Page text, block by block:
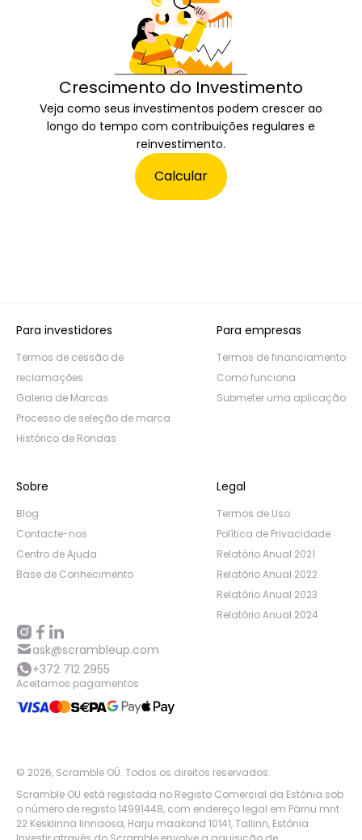
Crescimento do Investimento
Veja como seus investimentos podem crescer ao
longo do tempo com contribuições regulares e
reinvestimento.
Calcular
Para investidores
Termos de cessão de
reclamações
Galeria de Marcas
Processo de seleção de marca
Histórico de Rondas
Para empresas
Termos de financiamento
Como funciona
Submeter uma aplicação
Sobre
Blog
Contacte-nos
Centro de Ajuda
Base de Conhecimento
Legal
Termos de Uso
Política de Privacidade
Relatório Anual 2021
Relatório Anual 2022
Relatório Anual 2023
Relatório Anual 2024
ask@scrambleup.com
+372 712 2955
Aceitamos pagamentos
© 2026, Scramble OÜ. Todos os direitos reservados.
Scramble OU está registada no Registo Comercial da Estónia sob
o número de registo 14991448, com endereço legal em Pärnu mnt
22 Kesklinna linnaosa, Harju maakond 10141, Tallinn, Estónia.